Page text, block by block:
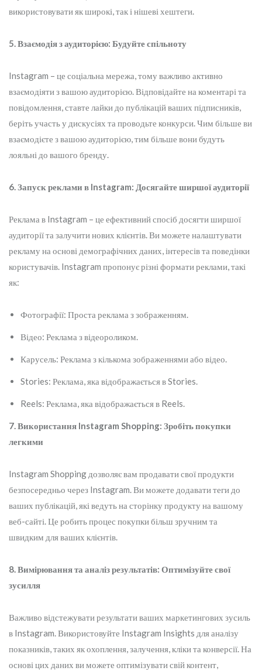
використовувати як широкі, так і нішеві хештеги.
5. Взаємодія з аудиторією: Будуйте спільноту
Instagram – це соціальна мережа, тому важливо активно
взаємодіяти з вашою аудиторією. Відповідайте на коментарі та
повідомлення, ставте лайки до публікацій ваших підписників,
беріть участь у дискусіях та проводьте конкурси. Чим більше ви
взаємодієте з вашою аудиторією, тим більше вони будуть
лояльні до вашого бренду.
6. Запуск реклами в Instagram: Досягайте ширшої аудиторії
Реклама в Instagram – це ефективний спосіб досягти ширшої
аудиторії та залучити нових клієнтів. Ви можете налаштувати
рекламу на основі демографічних даних, інтересів та поведінки
користувачів. Instagram пропонує різні формати реклами, такі
як:
Фотографії: Проста реклама з зображенням.
Відео: Реклама з відеороликом.
Карусель: Реклама з кількома зображеннями або відео.
Stories: Реклама, яка відображається в Stories.
Reels: Реклама, яка відображається в Reels.
7. Використання Instagram Shopping: Зробіть покупки
легкими
Instagram Shopping дозволяє вам продавати свої продукти
безпосередньо через Instagram. Ви можете додавати теги до
ваших публікацій, які ведуть на сторінку продукту на вашому
веб-сайті. Це робить процес покупки більш зручним та
швидким для ваших клієнтів.
8. Вимірювання та аналіз результатів: Оптимізуйте свої
зусилля
Важливо відстежувати результати ваших маркетингових зусиль
в Instagram. Використовуйте Instagram Insights для аналізу
показників, таких як охоплення, залучення, кліки та конверсії. На
основі цих даних ви можете оптимізувати свій контент,